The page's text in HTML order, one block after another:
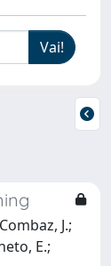
J.;
E.;